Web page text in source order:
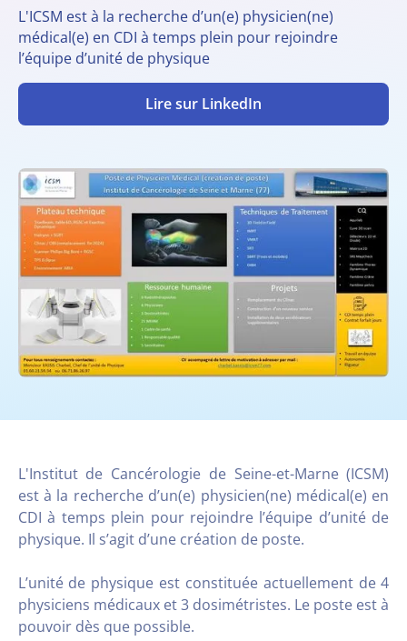
L'ICSM est à la recherche d’un(e) physicien(ne)
médical(e) en CDI à temps plein pour rejoindre
l’équipe d’unité de physique
Lire sur LinkedIn
L'Institut de Cancérologie de Seine-et-Marne (ICSM)
est à la recherche d’un(e) physicien(ne) médical(e) en
CDI à temps plein pour rejoindre l’équipe d’unité de
physique. Il s’agit d’une création de poste.
L’unité de physique est constituée actuellement de 4
physiciens médicaux et 3 dosimétristes. Le poste est à
pouvoir dès que possible.